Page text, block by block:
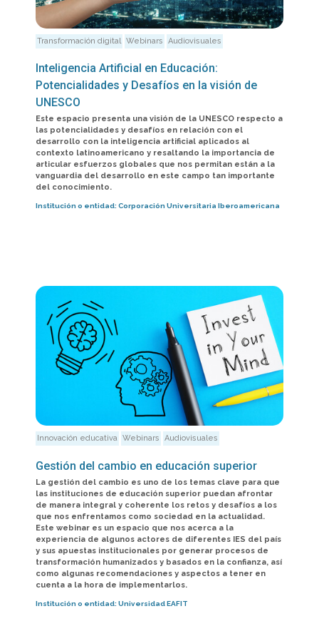
Transformación digital Webinars Audiovisuales
Inteligencia Artificial en Educación:
Potencialidades y Desafíos en la visión de
UNESCO
Este espacio presenta una visión de la UNESCO respecto a
las potencialidades y desafíos en relación con el
desarrollo con la inteligencia artificial aplicados al
contexto latinoamericano y resaltando la importancia de
articular esfuerzos globales que nos permitan están a la
vanguardia del desarrollo en este campo tan importante
del conocimiento.
Institución o entidad: Corporación Universitaria Iberoamericana
Innovación educativa Webinars Audiovisuales
Gestión del cambio en educación superior
La gestión del cambio es uno de los temas clave para que
las instituciones de educación superior puedan afrontar
de manera integral y coherente los retos y desafíos a los
que nos enfrentamos como sociedad en la actualidad.
Este webinar es un espacio que nos acerca a la
experiencia de algunos actores de diferentes IES del país
y sus apuestas institucionales por generar procesos de
transformación humanizados y basados en la confianza, así
como algunas recomendaciones y aspectos a tener en
cuenta a la hora de implementarlos.
Institución o entidad: Universidad EAFIT